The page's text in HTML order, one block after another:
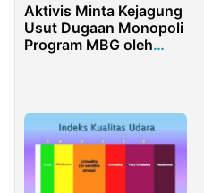
Aktivis Minta Kejagung
Usut Dugaan Monopoli
Program MBG oleh